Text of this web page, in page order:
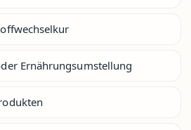
Ernährungsumstellung